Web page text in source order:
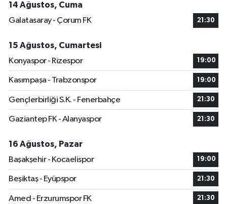
14 Ağustos, Cuma
Galatasaray - Çorum FK
21:30
15 Ağustos, Cumartesi
Konyaspor - Rizespor
19:00
Kasımpaşa - Trabzonspor 19:00
Gençlerbirliği S.K. - Fenerbahçe 21:30
Gaziantep FK - Alanyaspor 21:30
16 Ağustos, Pazar
Başakşehir - Kocaelispor
19:00
Beşiktaş - Eyüpspor 21:30
Amed - Erzurumspor FK 21:30